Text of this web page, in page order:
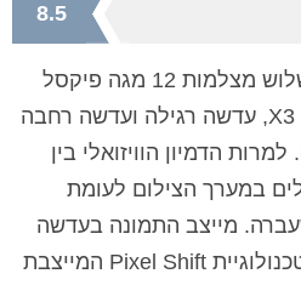
8.5
האייפון 13 פרו מגיע עם שלוש מצלמות 12 מגה פיקסל
חדשות - עדשת זום אופטי X3, עדשה רגילה ועדשה רחבה
הדמיון הוויזואלי בין
במערך הצילום לעומת
שנה שעברה. מייצב התמונה בעדשה
הראשית כעת מבוסס על טכנולוגיית Pixel Shift המייצבת